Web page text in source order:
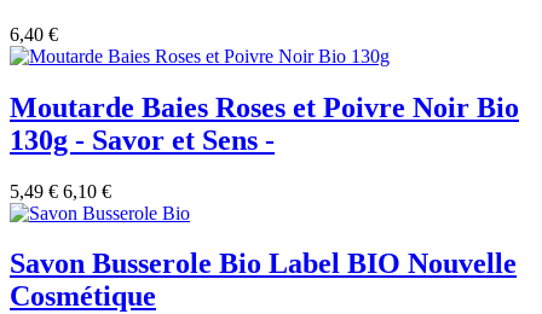
6,40 €
Moutarde Baies Roses et Poivre Noir Bio
130g - Savor et Sens -
5,49 € 6,10 €
Savon Busserole Bio Label BIO Nouvelle
Cosmétique